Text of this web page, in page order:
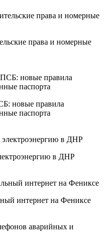
права и номерные
новые правила
паспорта
в ДНР
интернет на Фениксе